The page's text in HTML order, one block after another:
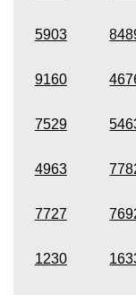
5903
9160
7529
4963
7727
1230